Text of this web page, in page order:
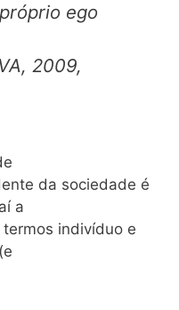
ego
2009,
da sociedade é
a
indivíduo e